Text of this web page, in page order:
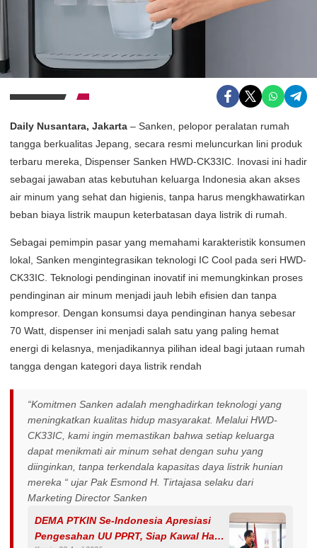
Daily Nusantara, Jakarta – Sanken, pelopor peralatan rumah
tangga berkualitas Jepang, secara resmi meluncurkan lini produk
terbaru mereka, Dispenser Sanken HWD-CK33IC. Inovasi ini hadir
sebagai jawaban atas kebutuhan keluarga Indonesia akan akses
air minum yang sehat dan higienis, tanpa harus mengkhawatirkan
beban biaya listrik maupun keterbatasan daya listrik di rumah.
Sebagai pemimpin pasar yang memahami karakteristik konsumen
lokal, Sanken mengintegrasikan teknologi IC Cool pada seri HWD-
CK33IC. Teknologi pendinginan inovatif ini memungkinkan proses
pendinginan air minum menjadi jauh lebih efisien dan tanpa
kompresor. Dengan konsumsi daya pendinginan hanya sebesar
70 Watt, dispenser ini menjadi salah satu yang paling hemat
energi di kelasnya, menjadikannya pilihan ideal bagi jutaan rumah
tangga dengan kategori daya listrik rendah
“Komitmen Sanken adalah menghadirkan teknologi yang
meningkatkan kualitas hidup masyarakat. Melalui HWD-
CK33IC, kami ingin memastikan bahwa setiap keluarga
dapat menikmati air minum sehat dengan suhu yang
diinginkan, tanpa terkendala kapasitas daya listrik hunian
mereka “ ujar Pak Esmond H. Tirtajasa selaku dari
Marketing Director Sanken
DEMA PTKIN Se-Indonesia Apresiasi
Pengesahan UU PPRT, Siap Kawal Hak